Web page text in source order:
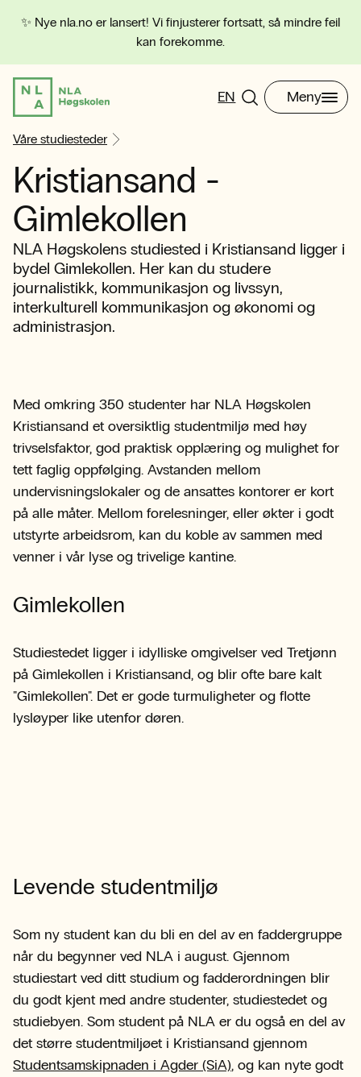
✨ Nye nla.no er lansert! Vi finjusterer fortsatt, så mindre feil
kan forekomme.
EN Meny
Våre studiesteder
Kristiansand -
Gimlekollen
NLA Høgskolens studiested i Kristiansand ligger i
bydel Gimlekollen. Her kan du studere
journalistikk, kommunikasjon og livssyn,
interkulturell kommunikasjon og økonomi og
administrasjon.
Med omkring 350 studenter har NLA Høgskolen
Kristiansand et oversiktlig studentmiljø med høy
trivselsfaktor, god praktisk opplæring og mulighet for
tett faglig oppfølging. Avstanden mellom
undervisningslokaler og de ansattes kontorer er kort
på alle måter. Mellom forelesninger, eller økter i godt
utstyrte arbeidsrom, kan du koble av sammen med
venner i vår lyse og trivelige kantine.
Gimlekollen
Studiestedet ligger i idylliske omgivelser ved Tretjønn
på Gimlekollen i Kristiansand, og blir ofte bare kalt
"Gimlekollen". Det er gode turmuligheter og flotte
lysløyper like utenfor døren.
Levende studentmiljø
Som ny student kan du bli en del av en faddergruppe
når du begynner ved NLA i august. Gjennom
studiestart ved ditt studium og fadderordningen blir
du godt kjent med andre studenter, studiestedet og
studiebyen. Som student på NLA er du også en del av
det større studentmiljøet i Kristiansand gjennom
Studentsamskipnaden i Agder (SiA), og kan nyte godt